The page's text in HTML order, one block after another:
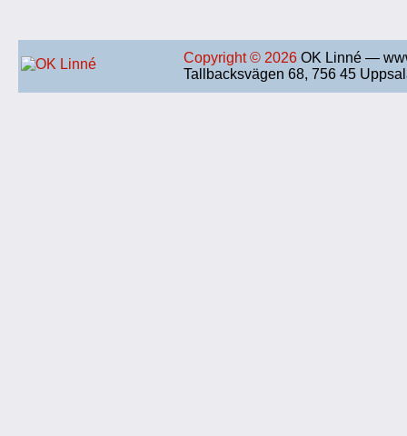
Copyright © 2026 OK Linné —
Tallbacksvägen 68, 756 45